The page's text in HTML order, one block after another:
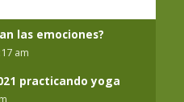
las emociones?
am
practicando yoga